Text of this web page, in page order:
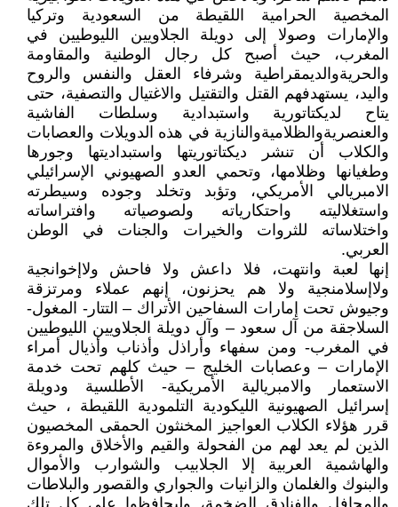
المخصية الحرامية اللقيطة من السعودية وتركيا
والإمارات وصولا إلى دويلة الجلاويين الليوطيين في
المغرب، حيث أصبح كل رجال الوطنية والمقاومة
والحريةوالديمقراطية وشرفاء العقل والنفس والروح
واليد، يستهدفهم القتل والتقتيل والاغتيال والتصفية، حتى
يتاح لديكتاتورية واستبدادية وسلطات الفاشية
والعنصريةوالظلاميةوالنازية في هذه الدويلات والعصابات
والكلاب أن تنشر ديكتاتوريتها واستبداديتها وجورها
وطغيانها وظلامها، وتحمي العدو الصهيوني الإسرائيلي
الامبريالي الأمريكي، وتؤبد وتخلد وجوده وسيطرته
واستغلاليته واحتكارياته ولصوصياته وافتراساته
واختلاساته للثروات والخيرات والجنات في الوطن
العربي.
إنها لعبة وانتهت، فلا داعش ولا فاحش ولاإخوانجية
ولاإسلامنجية ولا هم يحزنون، إنهم عملاء ومرتزقة
وجيوش تحت إمارات السفاحين الأتراك – التتار- المغول-
السلاجقة من آل سعود – وآل دويلة الجلاويين الليوطيين
في المغرب- ومن سفهاء وأراذل وأذناب وأذيال أمراء
الإمارات – وعصابات الخليج – حيث كلهم تحت خدمة
الاستعمار والامبريالية الأمريكية- الأطلسية ودويلة
إسرائيل الصهيونية الليكودية التلمودية اللقيطة ، حيث
قرر هؤلاء الكلاب العواجيز المخنثون الحمقى المخصيون
الذين لم يعد لهم من الفحولة والقيم والأخلاق والمروءة
والهاشمية العربية إلا الجلابيب والشوارب والأموال
والبنوك والغلمان والزانيات والجواري والقصور والبلاطات